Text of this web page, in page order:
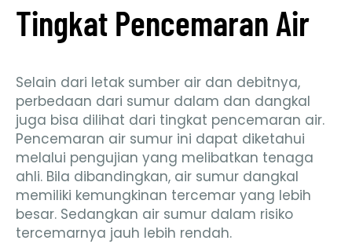
Tingkat Pencemaran Air
Selain dari letak sumber air dan debitnya,
perbedaan dari sumur dalam dan dangkal
juga bisa dilihat dari tingkat pencemaran air.
Pencemaran air sumur ini dapat diketahui
melalui pengujian yang melibatkan tenaga
ahli. Bila dibandingkan, air sumur dangkal
memiliki kemungkinan tercemar yang lebih
besar. Sedangkan air sumur dalam risiko
tercemarnya jauh lebih rendah.